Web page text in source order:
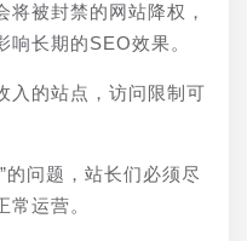
被封禁的网站降权，
长期的SEO效果。
入的站点，访问限制可
的问题，站长们必须尽
运营。